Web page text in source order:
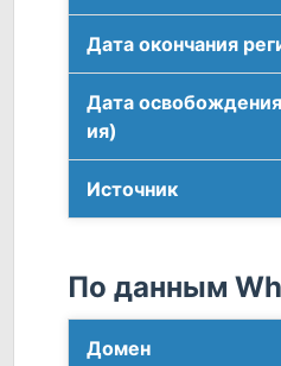
Дата окончания
Дата
ия)
Источник
По данным
Домен